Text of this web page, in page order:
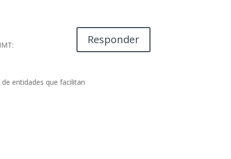
entidades que facilitan
Responder